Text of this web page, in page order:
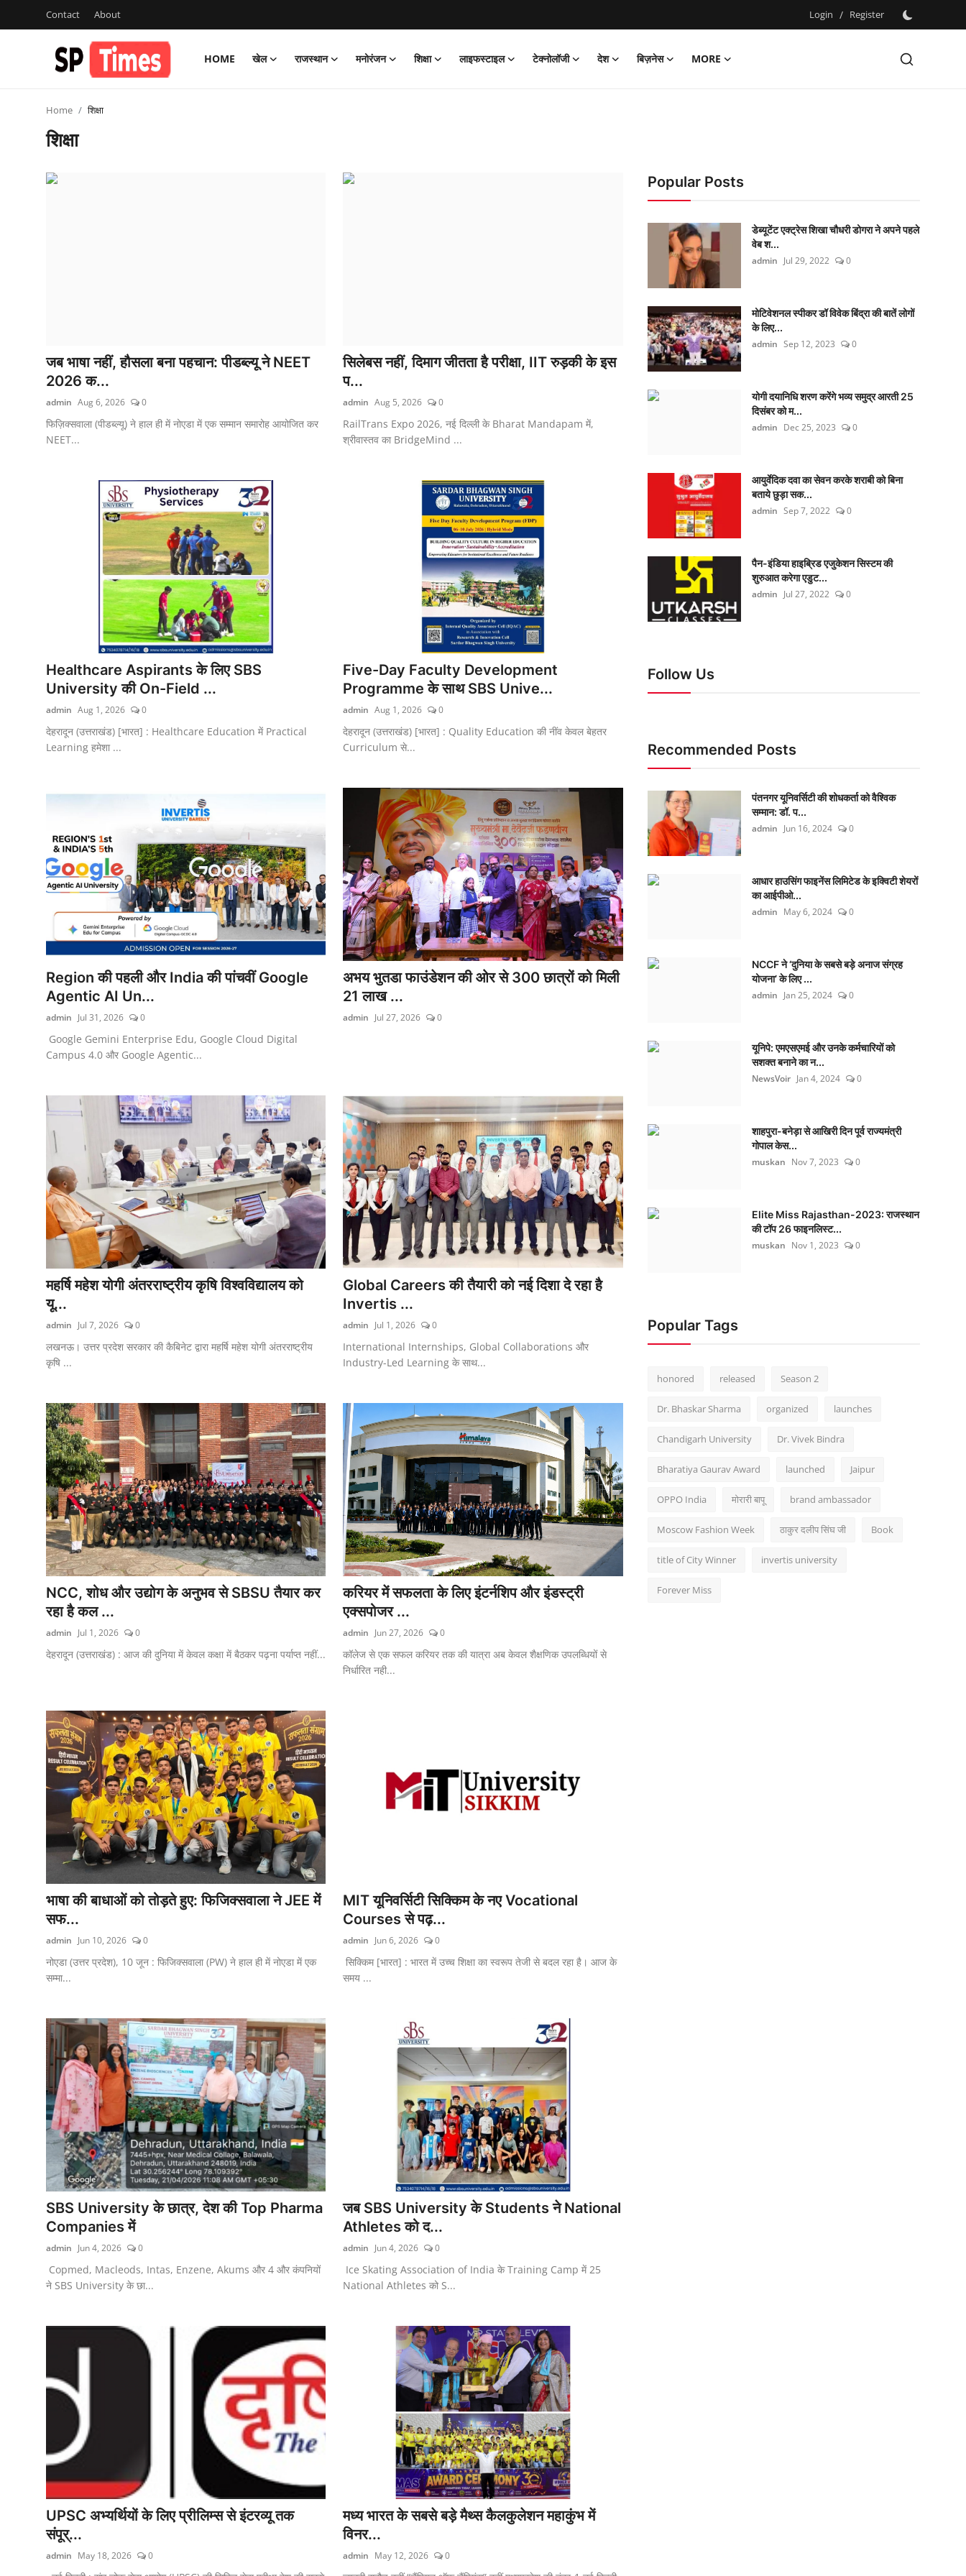
Contact About Login / Register
HOME खेल राजस्थान मनोरंजन शिक्षा लाइफस्टाइल टेक्नोलॉजी देश बिज़नेस
MORE
Register
लाइफस्टाइल
टेक्नोलॉजी
Home शिक्षा
शिक्षा
जब भाषा नहीं, हौसला बना पहचान: पीडब्ल्यू ने NEET
2026 क...
admin Aug 6, 2026 0
फिज़िक्सवाला (पीडब्ल्यू) ने हाल ही में नोएडा में एक सम्मान समारोह आयोजित कर
NEET...
सिलेबस नहीं, दिमाग जीतता है परीक्षा, IIT रुड़की के इस
प...
admin Aug 5, 2026 0
RailTrans Expo 2026, नई दिल्ली के Bharat Mandapam में,
श्रीवास्तव का BridgeMind ...
Healthcare Aspirants के लिए SBS
University की On-Field ...
admin Aug 1, 2026 0
देहरादून (उत्तराखंड) [भारत] : Healthcare Education में Practical
Learning हमेशा ...
Five-Day Faculty Development
Programme के साथ SBS Unive...
admin Aug 1, 2026 0
देहरादून (उत्तराखंड) [भारत] : Quality Education की नींव केवल बेहतर
Curriculum से...
Region की पहली और India की पांचवीं Google
Agentic AI Un...
admin Jul 31, 2026 0
Google Gemini Enterprise Edu, Google Cloud Digital
Campus 4.0 और Google Agentic...
अभय भुतडा फाउंडेशन की ओर से 300 छात्रों को मिली
21 लाख ...
admin Jul 27, 2026 0
महर्षि महेश योगी अंतरराष्ट्रीय कृषि विश्वविद्यालय को
यू...
admin Jul 7, 2026 0
लखनऊ। उत्तर प्रदेश सरकार की कैबिनेट द्वारा महर्षि महेश योगी अंतरराष्ट्रीय
कृषि ...
Global Careers की तैयारी को नई दिशा दे रहा है
Invertis ...
admin Jul 1, 2026 0
International Internships, Global Collaborations और
Industry-Led Learning के साथ...
NCC, शोध और उद्योग के अनुभव से SBSU तैयार कर
रहा है कल ...
admin Jul 1, 2026 0
देहरादून (उत्तराखंड) : आज की दुनिया में केवल कक्षा में बैठकर पढ़ना पर्याप्त नहीं...
करियर में सफलता के लिए इंटर्नशिप और इंडस्ट्री
एक्सपोजर ...
admin Jun 27, 2026 0
कॉलेज से एक सफल करियर तक की यात्रा अब केवल शैक्षणिक उपलब्धियों से
निर्धारित नही...
भाषा की बाधाओं को तोड़ते हुए: फिजिक्सवाला ने JEE में
सफ...
admin Jun 10, 2026 0
नोएडा (उत्तर प्रदेश), 10 जून : फिजिक्सवाला (PW) ने हाल ही में नोएडा में एक
सम्मा...
MIT यूनिवर्सिटी सिक्किम के नए Vocational
Courses से पढ़...
admin Jun 6, 2026 0
सिक्किम [भारत] : भारत में उच्च शिक्षा का स्वरूप तेजी से बदल रहा है। आज के
समय ...
SBS University के छात्र, देश की Top Pharma
Companies में
admin Jun 4, 2026 0
Copmed, Macleods, Intas, Enzene, Akums और 4 और कंपनियों
ने SBS University के छा...
जब SBS University के Students ने National
Athletes को द...
admin Jun 4, 2026 0
Ice Skating Association of India के Training Camp में 25
National Athletes को S...
UPSC अभ्यर्थियों के लिए प्रीलिम्स से इंटरव्यू तक
संपूर्...
admin May 18, 2026 0
मध्य भारत के सबसे बड़े मैथ्स कैलकुलेशन महाकुंभ में
विनर...
admin May 12, 2026 0
Popular Posts
डेब्यूटेंट एक्ट्रेस शिखा चौधरी डोगरा ने अपने पहले
वेब श...
admin Jul 29, 2022 0
मोटिवेशनल स्पीकर डॉ विवेक बिंद्रा की बातें लोगों
के लिए...
admin Sep 12, 2023 0
योगी दयानिधि शरण करेंगे भव्य समुद्र आरती 25
दिसंबर को म...
admin Dec 25, 2023 0
आयुर्वेदिक दवा का सेवन करके शराबी को बिना
बताये छुड़ा सक...
admin Sep 7, 2022 0
पैन-इंडिया हाइब्रिड एजुकेशन सिस्टम की
शुरुआत करेगा एडुट...
admin Jul 27, 2022 0
Follow Us
Recommended Posts
पंतनगर यूनिवर्सिटी की शोधकर्ता को वैश्विक
सम्मान: डॉ. प...
admin Jun 16, 2024 0
आधार हाउसिंग फाइनेंस लिमिटेड के इक्विटी शेयरों
का आईपीओ...
admin May 6, 2024 0
NCCF ने ‘दुनिया के सबसे बड़े अनाज संग्रह
योजना’ के लिए ...
admin Jan 25, 2024 0
यूनिपे: एमएसएमई और उनके कर्मचारियों को
सशक्त बनाने का न...
NewsVoir Jan 4, 2024 0
शाहपुरा-बनेड़ा से आखिरी दिन पूर्व राज्यमंत्री
गोपाल केस...
muskan Nov 7, 2023 0
Elite Miss Rajasthan-2023: राजस्थान
की टॉप 26 फाइनलिस्ट...
muskan Nov 1, 2023 0
Popular Tags
honored released Season 2
Dr. Bhaskar Sharma organized launches
Chandigarh University Dr. Vivek Bindra
Bharatiya Gaurav Award launched Jaipur
OPPO India मोरारी बापू brand ambassador
Moscow Fashion Week ठाकुर दलीप सिंघ जी Book
title of City Winner invertis university
Forever Miss